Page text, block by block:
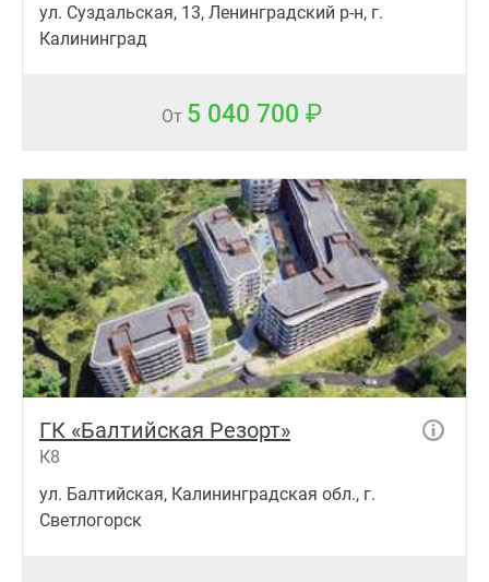
ул. Суздальская, 13, Ленинградский р-н, г.
Калининград
От 5 040 700
ГК «Балтийская Резорт»
К8
ул. Балтийская, Калининградская обл., г.
Светлогорск